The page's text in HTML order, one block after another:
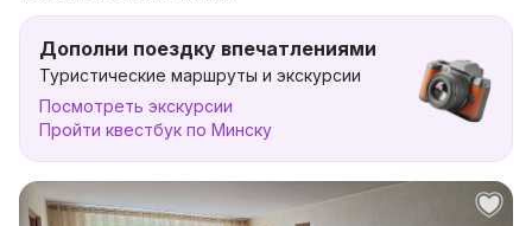
Дополни поездку впечатлениями
Туристические маршруты и экскурсии
Посмотреть экскурсии
Пройти квестбук по Минску